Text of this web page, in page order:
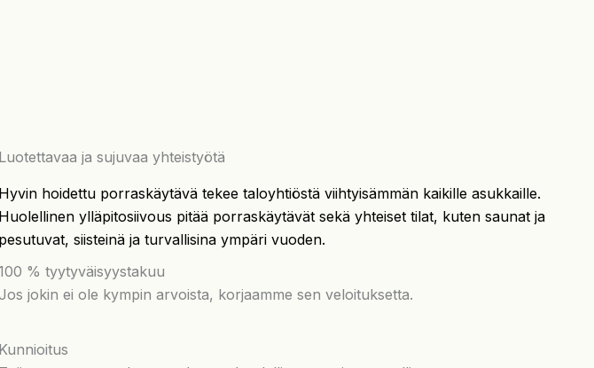
Luotettavaa ja sujuvaa yhteistyötä
Hyvin hoidettu porraskäytävä tekee taloyhtiöstä viihtyisämmän kaikille asukkaille.
Huolellinen ylläpitosiivous pitää porraskäytävät sekä yhteiset tilat, kuten saunat ja
pesutuvat, siisteinä ja turvallisina ympäri vuoden.
% tyytyväisyystakuu
jokin ei ole kympin arvoista, korjaamme sen veloituksetta.
Kunnioitus